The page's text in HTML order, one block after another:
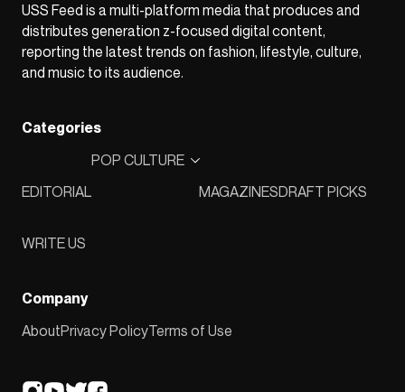
USS Feed is a multi-platform media that produces and
distributes generation z-focused digital content,
reporting the latest trends on fashion, lifestyle, culture,
and music to its audience.
Categories
EDITORIAL
POP CULTURE
MAGAZINESDRAFT PICKS
WRITE US
Company
AboutPrivacy PolicyTerms of Use